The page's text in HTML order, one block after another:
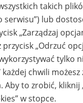
takich
serwisu”) lub
„Zarządzaj
przycisk „Odrzuć
tylko
każdej chwili
Aby to zrobić, kliknij
w stopce.